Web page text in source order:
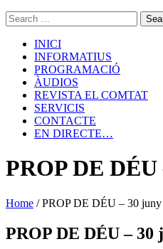
INICI
INFORMATIUS
PROGRAMACIÓ
ÀUDIOS
REVISTA EL COMTAT
SERVICIS
CONTACTE
EN DIRECTE…
PROP DE
Home /PROP DE DÉU – 30
PROP DE DÉU – 30